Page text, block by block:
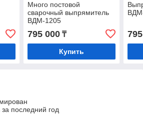
Много постовой
сварочный выпрямитель
ВДМ-1205
795 000₸
Купить
последний год